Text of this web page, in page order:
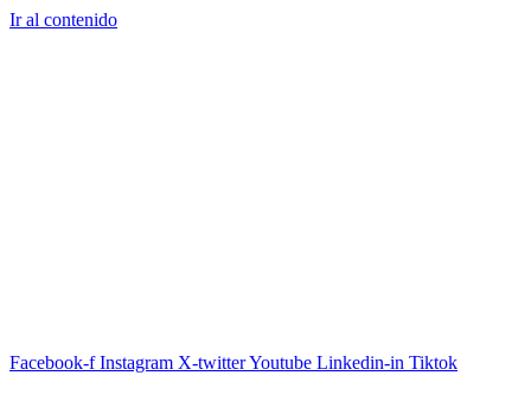
Ir al contenido
Facebook-f Instagram X-twitterYoutube Linkedin-in Tiktok